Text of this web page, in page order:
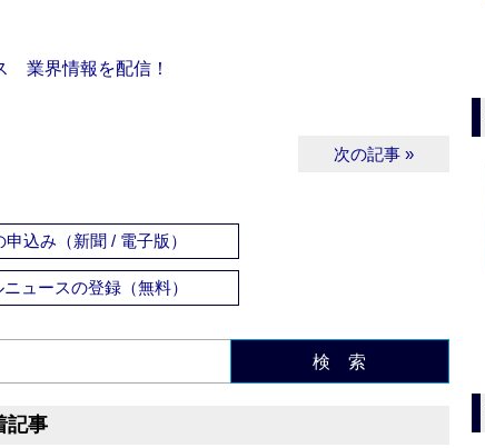
業界情報を配信！
次の記事 »
申込み（新聞 / 電子版）
ニュースの登録（無料）
検 索
記事